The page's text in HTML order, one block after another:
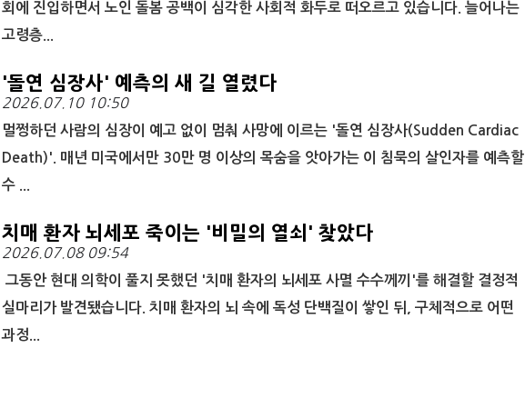
회에 진입하면서 노인 돌봄 공백이 심각한 사회적 화두로 떠오르고 있습니다. 늘어나는
고령층...
'돌연 심장사' 예측의 새 길 열렸다
2026.07.10 10:50
멀쩡하던 사람의 심장이 예고 없이 멈춰 사망에 이르는 '돌연 심장사(Sudden Cardiac
Death)'. 매년 미국에서만 30만 명 이상의 목숨을 앗아가는 이 침묵의 살인자를 예측할
수 ...
치매 환자 뇌세포 죽이는 '비밀의 열쇠' 찾았다
2026.07.08 09:54
그동안 현대 의학이 풀지 못했던 '치매 환자의 뇌세포 사멸 수수께끼'를 해결할 결정적
실마리가 발견됐습니다. 치매 환자의 뇌 속에 독성 단백질이 쌓인 뒤, 구체적으로 어떤
과정...